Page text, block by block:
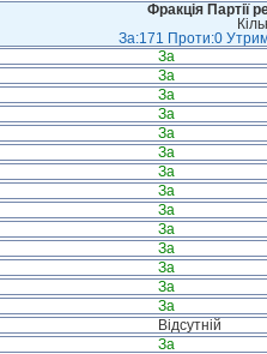
Фракція Партії
За:171 Проти:0
За
За
За
За
За
За
За
За
За
За
За
За
За
За
Відсутній
За